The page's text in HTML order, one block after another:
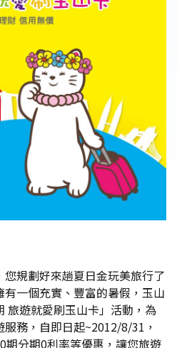
規劃好來趟夏日金玩美旅行了
一個充實、豐富的暑假，玉山
旅遊就愛刷玉山卡」活動，為
務，自即日起~2012/8/31，
期分期0利率等優惠，讓您旅遊